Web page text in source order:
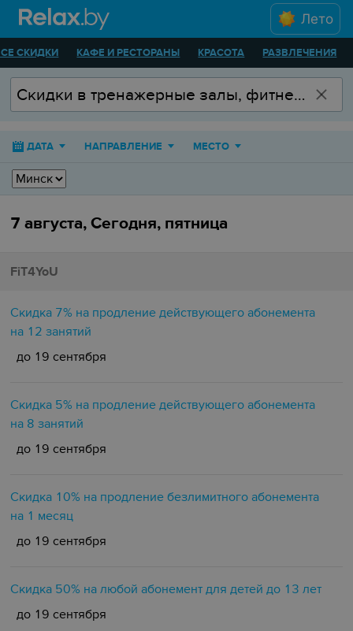
Лето
СКИДКИ КАФЕ И РЕСТОРАНЫ КРАСОТА РАЗВЛЕЧЕНИЯ
ДАТА НАПРАВЛЕНИЕ МЕСТО
7 августа, Сегодня, пятница
FiT4YoU
Скидка 7% на продление действующего абонемента
на 12 занятий
до 19 сентября
Скидка 5% на продление действующего абонемента
на 8 занятий
до 19 сентября
Скидка 10% на продление безлимитного абонемента
на 1 месяц
до 19 сентября
Скидка 50% на любой абонемент для детей до 13 лет
до 19 сентября